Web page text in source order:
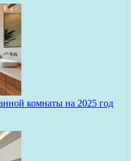
комнаты на 2025 год